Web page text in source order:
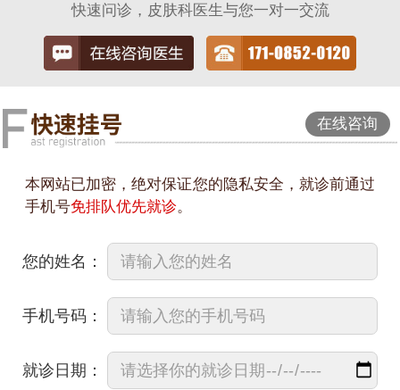
快速问诊，皮肤科医生与您一对一交流
在线咨询
本网站已加密，绝对保证您的隐私安全，就诊前通过
手机号免排队优先就诊。
您的姓名：
手机号码：
就诊日期：